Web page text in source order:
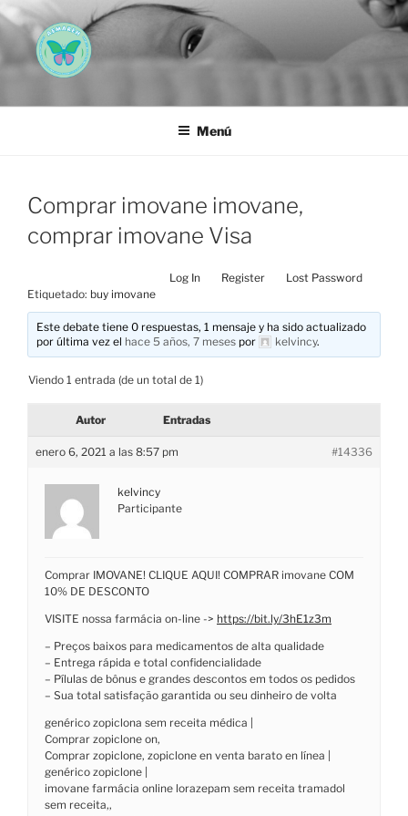
Saltar
al
contenido
AEMAREH
Menú
Comprar imovane imovane,
comprar imovane Visa
Log In Register
Lost Password
Etiquetado: buy imovane
Este debate tiene 0 respuestas, 1 mensaje y ha sido actualizado
por última vez el hace 5 años, 7 meses por kelvincy.
Viendo 1 entrada (de un total de 1)
Autor Entradas
enero 6, 2021 a las 8:57 pm #14336
kelvincy
Participante
Comprar IMOVANE! CLIQUE AQUI! COMPRAR imovane COM
10% DE DESCONTO
VISITE nossa farmácia on-line -> https://bit.ly/3hE1z3m
– Preços baixos para medicamentos de alta qualidade
– Entrega rápida e total confidencialidade
– Pílulas de bônus e grandes descontos em todos os pedidos
– Sua total satisfação garantida ou seu dinheiro de volta
genérico zopiclona sem receita médica |
Comprar zopiclone on,
Comprar zopiclone, zopiclone en venta barato en línea |
genérico zopiclone |
imovane farmácia online lorazepam sem receita tramadol
sem receita,,